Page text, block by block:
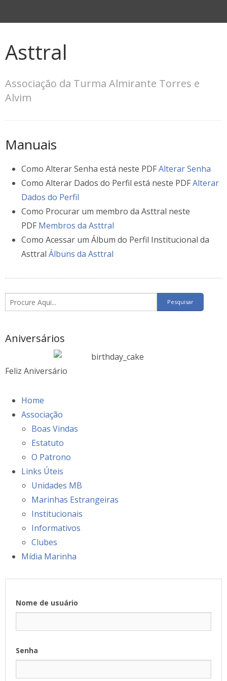
Asttral
Associação da Turma Almirante Torres e
Alvim
Manuais
Como Alterar Senha está neste PDFAlterar Senha
Como Alterar Dados do Perfil está neste PDFAlterar
Dados do Perfil
Como Procurar um membro da Asttral neste
PDF Membros da Asttral
Como Acessar um Álbum do Perfil Institucional da
Asttral Álbuns da Asttral
Aniversários
Feliz Aniversário
Home
Associação
Boas Vindas
Estatuto
O Patrono
Links Úteis
Unidades MB
Marinhas Estrangeiras
Institucionais
Informativos
Clubes
Mídia Marinha
Nome de usuário
Senha